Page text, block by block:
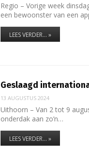
Regio – Vorige week
een bewoonster van een
LEES VERDER... »
Geslaagd
13 AUGUSTUS 2024
Uithoorn – Van 2 tot 9
onderdak aan zo’n…
LEES VERDER... »